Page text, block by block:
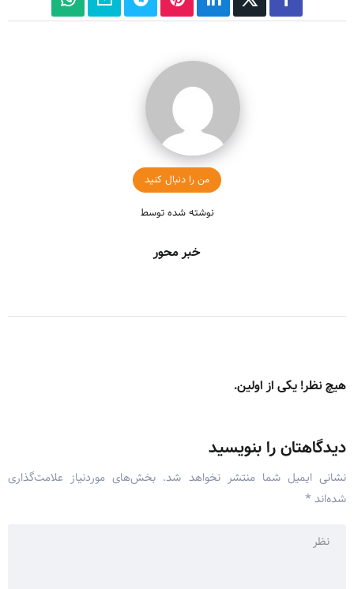
من را دنبال کنید
نوشته شده توسط
خبر محور
هیچ نظر! یکی از اولین.
دیدگاهتان را بنویسید
نشانی ایمیل شما منتشر نخواهد شد. بخش‌های موردنیاز علامت‌گذاری
شده‌اند *